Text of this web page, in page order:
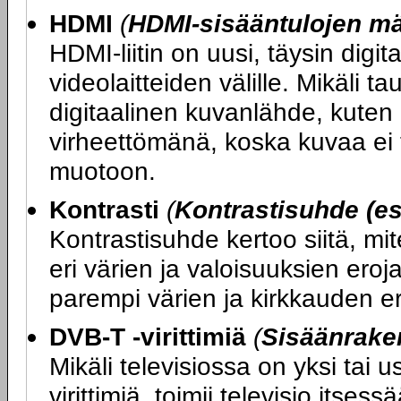
HDMI (HDMI-sisääntulojen
HDMI-liitin on uusi, täysin
videolaitteiden välille. Mikäli
digitaalinen kuvanlähde,
virheettömänä, koska kuvaa
muotoon.
Kontrasti (Kontrastisuhde
Kontrastisuhde kertoo siitä,
eri värien ja valoisuuksien
parempi värien ja kirkkauden
DVB-T -virittimiä (
Mikäli televisiossa on yksi tai